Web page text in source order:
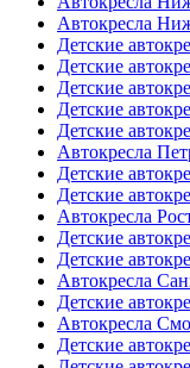
Автокресла
Детские
Детские
Детские
Детские
Детские
Автокресла
Детские
Детские
Автокресла
Детские
Детские
Автокресла
Детские
Автокресла
Детские